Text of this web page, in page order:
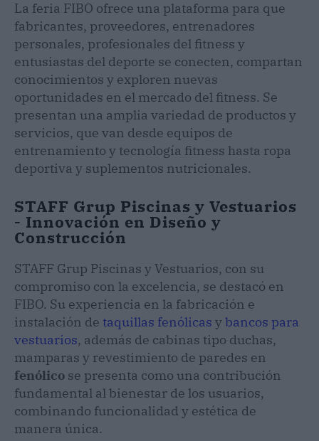
La feria FIBO ofrece una plataforma para que
fabricantes, proveedores, entrenadores
personales, profesionales del fitness y
entusiastas del deporte se conecten, compartan
conocimientos y exploren nuevas
oportunidades en el mercado del fitness. Se
presentan una amplia variedad de productos y
servicios, que van desde equipos de
entrenamiento y tecnología fitness hasta ropa
deportiva y suplementos nutricionales.
STAFF Grup Piscinas y Vestuarios
- Innovación en Diseño y
Construcción
STAFF Grup Piscinas y Vestuarios, con su
compromiso con la excelencia, se destacó en
FIBO. Su experiencia en la fabricación e
instalación de taquillas fenólicas ybancos para
vestuarios, además de cabinas tipo duchas,
mamparas y revestimiento de paredes en
fenólico se presenta como una contribución
fundamental al bienestar de los usuarios,
combinando funcionalidad y estética de
manera única.